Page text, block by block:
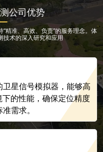
公司优势
精准、高效、负责”的服务理念。体
技术的深入研究和应用
星信号模拟器，能够高
的性能，确保定位精度
需求。